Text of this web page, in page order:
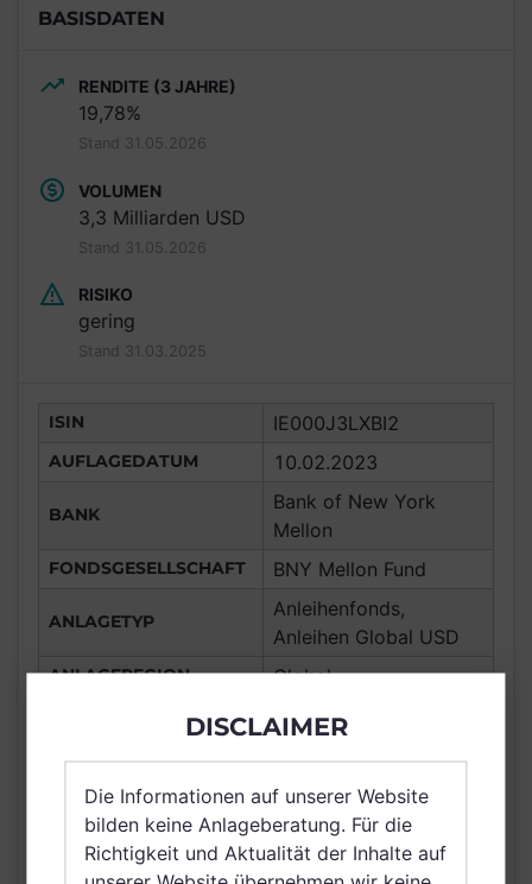
BASISDATEN
RENDITE (3 JAHRE)
19,78%
Stand 31.05.2026
VOLUMEN
3,3 Milliarden USD
Stand 31.05.2026
RISIKO
gering
Stand 31.03.2025
ISIN IE000J3LXBI2
AUFLAGEDATUM 10.02.2023
BANK
Bank of New York
Mellon
FONDSGESELLSCHAFT BNY Mellon Fund
ANLAGETYP
Anleihenfonds,
Anleihen Global USD
ANLAGEREGION Global
thesaurierend
USD
VERTRIEBSZULASSUNG
Chile, Frankreich,
Deutschland,
Vereinigtes Königreich
DISCLAIMER
Die Informationen auf unserer Website
bilden keine Anlageberatung. Für die
Richtigkeit und Aktualität der Inhalte auf